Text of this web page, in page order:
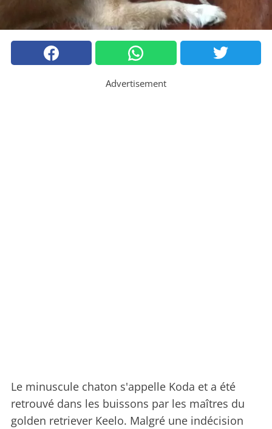
Advertisement
Le minuscule chaton s'appelle Koda et a été
retrouvé dans les buissons par les maîtres du
golden retriever Keelo. Malgré une indécision